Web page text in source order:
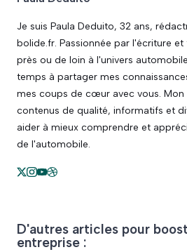
Je suis Paula Deduito, 32 ans,
bolide.fr. Passionnée par l'écriture
près ou de loin à l'univers
temps à partager mes
mes coups de cœur avec vous.
contenus de qualité, informatifs et
aider à mieux comprendre et
de l'automobile.
D'autres articles pour
entreprise :